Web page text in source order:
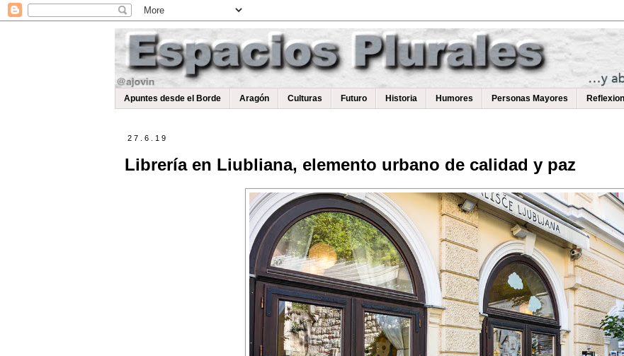
Apuntes desde el Borde Aragón Culturas Futuro Historia Humores Personas Mayores
27.6.19
Librería en Liubliana, elemento urbano de calidad y paz